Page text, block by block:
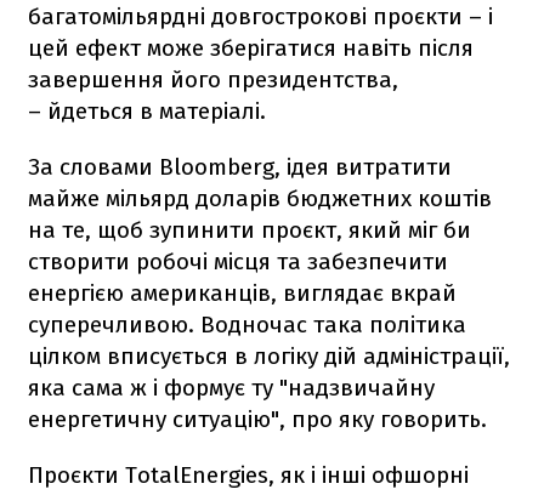
багатомільярдні довгострокові проєкти – і
цей ефект може зберігатися навіть після
завершення його президентства,
– йдеться в матеріалі.
За словами Bloomberg, ідея витратити
майже мільярд доларів бюджетних коштів
на те, щоб зупинити проєкт, який міг би
створити робочі місця та забезпечити
енергією американців, виглядає вкрай
суперечливою. Водночас така політика
цілком вписується в логіку дій адміністрації,
яка сама ж і формує ту "надзвичайну
енергетичну ситуацію", про яку говорить.
Проєкти TotalEnergies, як і інші офшорні